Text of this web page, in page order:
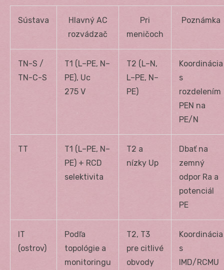
Sústava
Hlavný AC
rozvádzač
Pri
meničoch
Poznámka
TN-S /
TN-C-S
T1 (L–PE, N–
PE), Uc
275 V
T2 (L–N,
L–PE, N–
PE)
Koordinácia
s
rozdelením
PEN na
PE/N
TT
T1 (L–PE, N–
PE) + RCD
selektivita
T2 a
nízky Up
Dbať na
zemný
odpor Ra a
potenciál
PE
IT
(ostrov)
Podľa
topológie a
monitoringu
T2, T3
pre citlivé
obvody
Koordinácia
s
IMD/RCMU